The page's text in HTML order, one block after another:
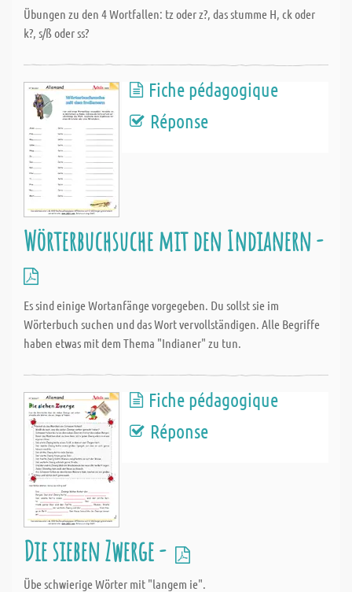
Übungen zu den 4 Wortfallen: tz oder z?, das stumme H, ck oder
k?, s/ß oder ss?
Fiche pédagogique
Réponse
Wörterbuchsuche mit den Indianern -
Es sind einige Wortanfänge vorgegeben. Du sollst sie im
Wörterbuch suchen und das Wort vervollständigen. Alle Begriffe
haben etwas mit dem Thema "Indianer" zu tun.
Fiche pédagogique
Réponse
Die sieben Zwerge -
Übe schwierige Wörter mit "langem ie".